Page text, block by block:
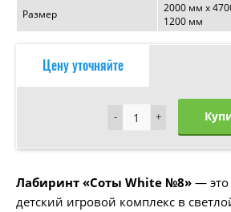
Размер
2000 мм х
1200 мм
Цену уточняйте
+
- +
-
Лабиринт «Соты White №8» —
детский игровой комплекс в